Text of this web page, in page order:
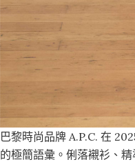
巴黎時尚品牌 A.P.C. 在
的極簡語彙。俐落襯衫、